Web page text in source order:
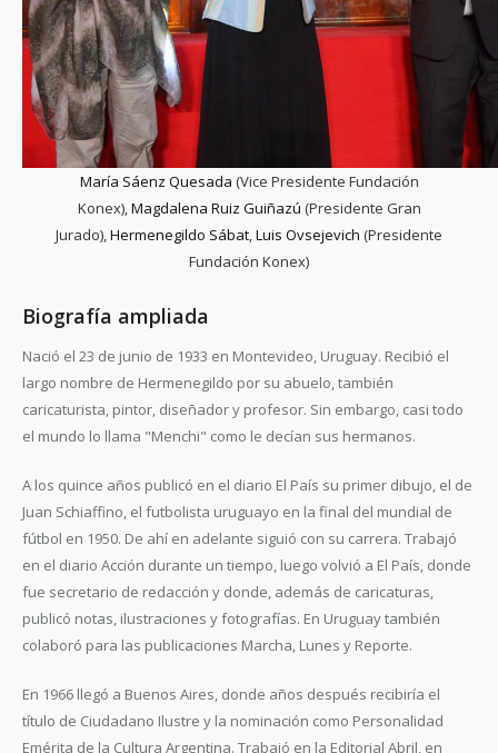
María Sáenz Quesada (Vice Presidente Fundación
Konex),Magdalena Ruiz Guiñazú (Presidente Gran
Jurado),Hermenegildo Sábat,Luis Ovsejevich (Presidente
Fundación Konex)
Biografía ampliada
Nació el 23 de junio de 1933 en Montevideo, Uruguay. Recibió el
largo nombre de Hermenegildo por su abuelo, también
caricaturista, pintor, diseñador y profesor. Sin embargo, casi todo
el mundo lo llama "Menchi" como le decían sus hermanos.
A los quince años publicó en el diario El País su primer dibujo, el de
Juan Schiaffino, el futbolista uruguayo en la final del mundial de
fútbol en 1950. De ahí en adelante siguió con su carrera. Trabajó
en el diario Acción durante un tiempo, luego volvió a El País, donde
fue secretario de redacción y donde, además de caricaturas,
publicó notas, ilustraciones y fotografías. En Uruguay también
colaboró para las publicaciones Marcha, Lunes y Reporte.
En 1966 llegó a Buenos Aires, donde años después recibiría el
título de Ciudadano Ilustre y la nominación como Personalidad
Emérita de la Cultura Argentina. Trabajó en la Editorial Abril, en